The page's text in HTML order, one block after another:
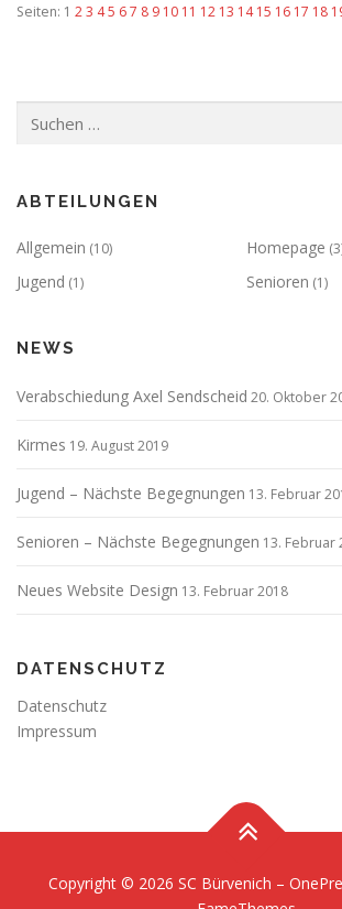
Seiten: 1 23 45 67 8 9 10 11 12 13 14 15 16 17 18
nach:
ABTEILUNGEN
Allgemein (10) Homepage
Jugend (1) Senioren (1)
NEWS
Verabschiedung Axel Sendscheid 20. Oktober
Kirmes 19. August 2019
Jugend – Nächste Begegnungen 13. Februar
Senioren – Nächste Begegnungen 13. Februar
Neues Website Design 13. Februar 2018
DATENSCHUTZ
Datenschutz
Impressum
Copyright © 2026 SC Bürvenich –